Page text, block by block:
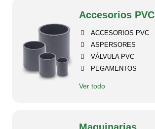
Accesorios PVC
ACCESORIOS PVC
ASPERSORES
VÁLVULA PVC
PEGAMENTOS
Ver todo